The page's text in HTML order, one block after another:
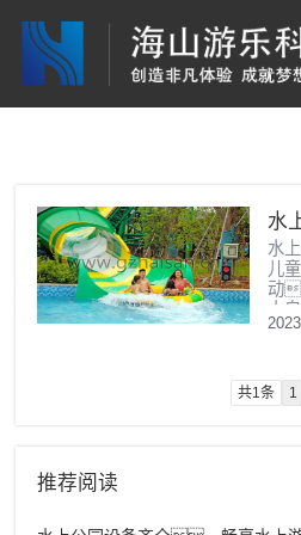
水
些
水
儿
动
大
体
使
上
共1条 1
推荐阅读